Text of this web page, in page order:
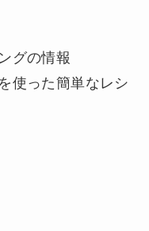
グの情報
使った簡単なレシ